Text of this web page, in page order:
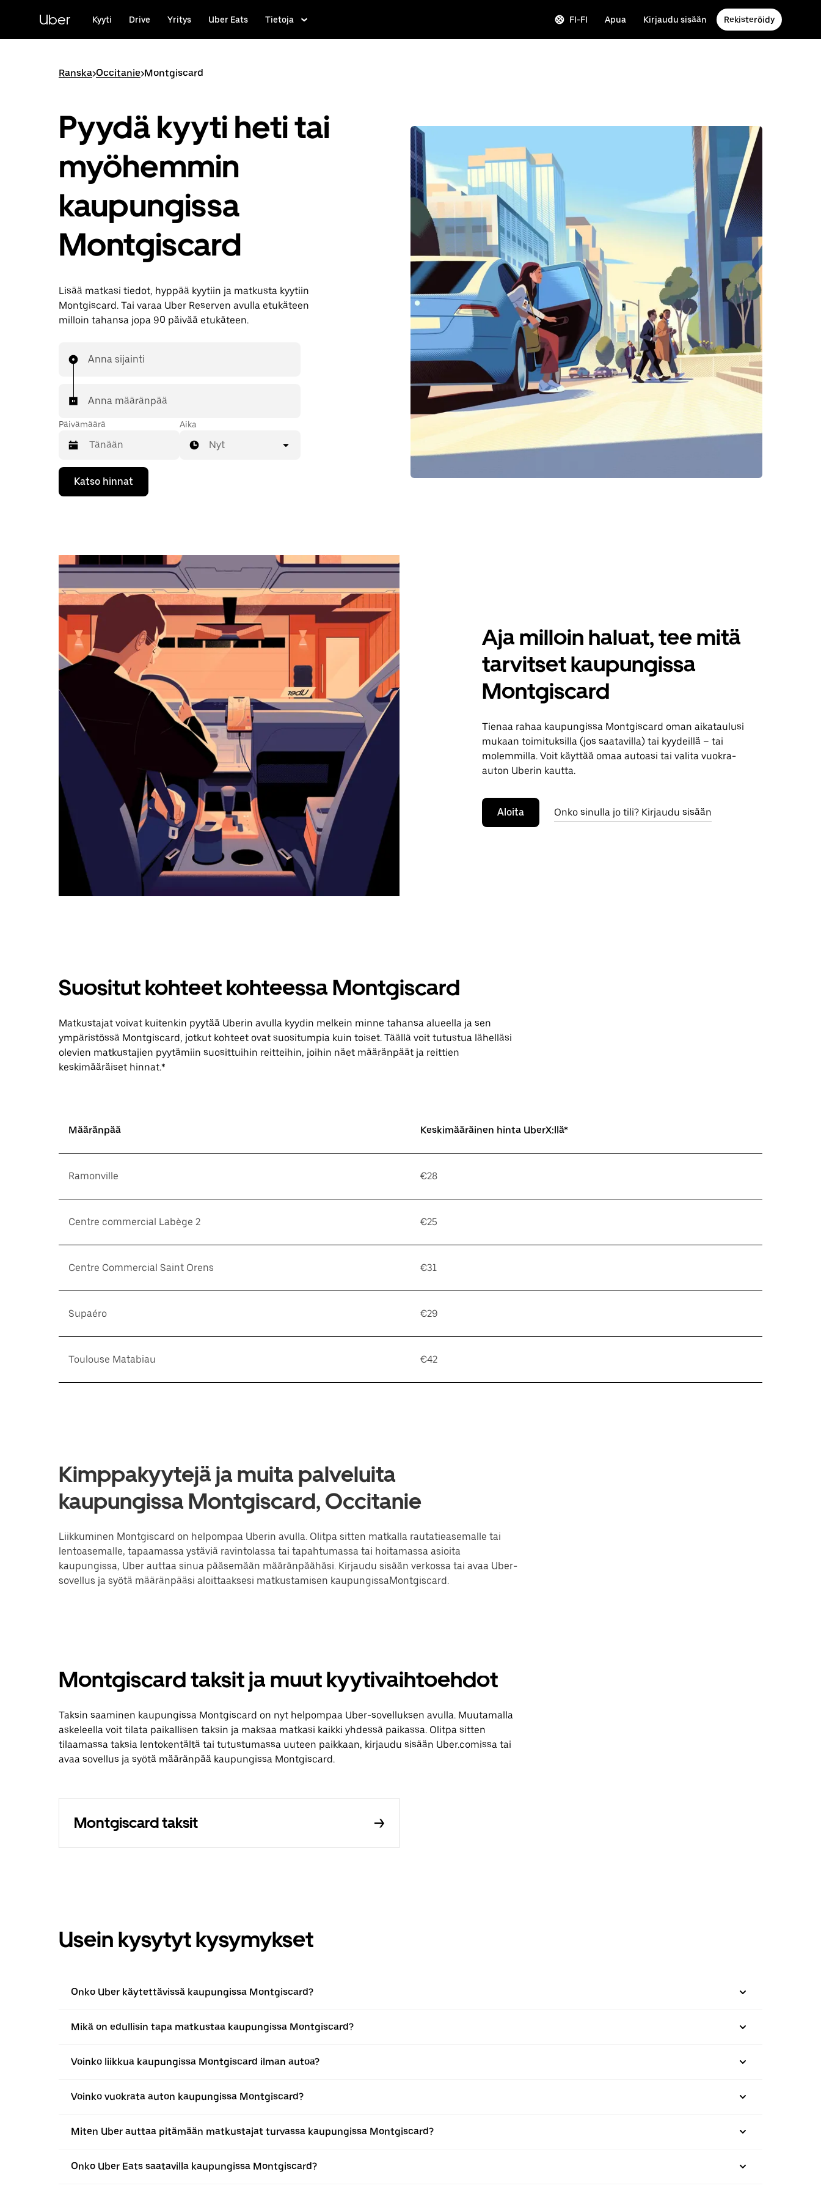
pääsisältöön
Uber Kyyti Drive Yritys Uber Eats Tietoja FI-FI Apua Kirjaudu sisään Rekisteröidy
Ranska>Occitanie>Montgiscard
Pyydä kyyti heti tai
myöhemmin
kaupungissa
Montgiscard
Lisää matkasi tiedot, hyppää kyytiin ja matkusta kyytiin
Montgiscard. Tai varaa Uber Reserven avulla etukäteen
milloin tahansa jopa 90 päivää etukäteen.
Anna sijainti
Anna määränpää
Päivämäärä
Valitse
päivämäärä
kalenterissa
Esc-
painikkeella.
Aika
Nyt
Katso hinnat
Aja milloin haluat, tee mitä
tarvitset kaupungissa
Montgiscard
Tienaa rahaa kaupungissa Montgiscard oman aikataulusi
mukaan toimituksilla (jos saatavilla) tai kyydeillä – tai
molemmilla. Voit käyttää omaa autoasi tai valita vuokra-
auton Uberin kautta.
Aloita Onko sinulla jo tili? Kirjaudu sisään
Suositut kohteet kohteessa Montgiscard
Matkustajat voivat kuitenkin pyytää Uberin avulla kyydin melkein minne tahansa alueella ja sen
ympäristössä Montgiscard, jotkut kohteet ovat suositumpia kuin toiset. Täällä voit tutustua lähelläsi
olevien matkustajien pyytämiin suosittuihin reitteihin, joihin näet määränpäät ja reittien
keskimääräiset hinnat.*
Määränpää Keskimääräinen hinta UberX:llä*
Ramonville €28
Centre commercial Labège 2 €25
Centre Commercial Saint Orens €31
Supaéro €29
Toulouse Matabiau €42
Kimppakyytejä ja muita palveluita
kaupungissa Montgiscard, Occitanie
Liikkuminen Montgiscard on helpompaa Uberin avulla. Olitpa sitten matkalla rautatieasemalle tai
lentoasemalle, tapaamassa ystäviä ravintolassa tai tapahtumassa tai hoitamassa asioita
kaupungissa, Uber auttaa sinua pääsemään määränpäähäsi. Kirjaudu sisään verkossa tai avaa Uber-
sovellus ja syötä määränpääsi aloittaaksesi matkustamisen kaupungissaMontgiscard.
Montgiscard taksit ja muut kyytivaihtoehdot
Taksin saaminen kaupungissa Montgiscard on nyt helpompaa Uber-sovelluksen avulla. Muutamalla
askeleella voit tilata paikallisen taksin ja maksaa matkasi kaikki yhdessä paikassa. Olitpa sitten
tilaamassa taksia lentokentältä tai tutustumassa uuteen paikkaan, kirjaudu sisään Uber.comissa tai
avaa sovellus ja syötä määränpää kaupungissa Montgiscard.
Montgiscard taksit
Usein kysytyt kysymykset
Onko Uber käytettävissä kaupungissa Montgiscard?
Mikä on edullisin tapa matkustaa kaupungissa Montgiscard?
Voinko liikkua kaupungissa Montgiscard ilman autoa?
Voinko vuokrata auton kaupungissa Montgiscard?
Miten Uber auttaa pitämään matkustajat turvassa kaupungissa Montgiscard?
Onko Uber Eats saatavilla kaupungissa Montgiscard?